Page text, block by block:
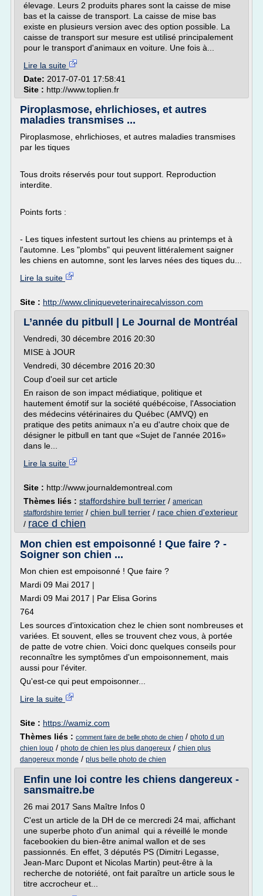
élevage. Leurs 2 produits phares sont la caisse de mise
bas et la caisse de transport. La caisse de mise bas
existe en plusieurs version avec des option possible. La
caisse de transport sur mesure est utilisé principalement
pour le transport d'animaux en voiture. Une fois à...
Lire la suite
Date: 2017-07-01 17:58:41
Site : http://www.toplien.fr
Piroplasmose, ehrlichioses, et autres
maladies transmises ...
Piroplasmose, ehrlichioses, et autres maladies transmises
par les tiques
Tous droits réservés pour tout support. Reproduction
interdite.
Points forts :
- Les tiques infestent surtout les chiens au printemps et à
l'automne. Les "plombs" qui peuvent littéralement saigner
les chiens en automne, sont les larves nées des tiques du...
Lire la suite
Site : http://www.cliniqueveterinairecalvisson.com
L’année du pitbull | Le Journal de Montréal
Vendredi, 30 décembre 2016 20:30
MISE à JOUR
Vendredi, 30 décembre 2016 20:30
Coup d'oeil sur cet article
En raison de son impact médiatique, politique et
hautement émotif sur la société québécoise, l'Association
des médecins vétérinaires du Québec (AMVQ) en
pratique des petits animaux n'a eu d'autre choix que de
désigner le pitbull en tant que «Sujet de l'année 2016»
dans le...
Lire la suite
Site : http://www.journaldemontreal.com
Thèmes liés : staffordshire bull terrier / american
staffordshire terrier / chien bull terrier / race chien d'exterieur
/ race d chien
Mon chien est empoisonné ! Que faire ? -
Soigner son chien ...
Mon chien est empoisonné ! Que faire ?
Mardi 09 Mai 2017 |
Mardi 09 Mai 2017 | Par Elisa Gorins
764
Les sources d'intoxication chez le chien sont nombreuses et
variées. Et souvent, elles se trouvent chez vous, à portée
de patte de votre chien. Voici donc quelques conseils pour
reconnaître les symptômes d'un empoisonnement, mais
aussi pour l'éviter.
Qu'est-ce qui peut empoisonner...
Lire la suite
Site : https://wamiz.com
Thèmes liés : comment faire de belle photo de chien / photo d un
chien loup / photo de chien les plus dangereux / chien plus
dangereux monde / plus belle photo de chien
Enfin une loi contre les chiens dangereux -
sansmaitre.be
26 mai 2017 Sans Maître Infos 0
C'est un article de la DH de ce mercredi 24 mai, affichant
une superbe photo d'un animal qui a réveillé le monde
facebookien du bien-être animal wallon et de ses
passionnés. En effet, 3 députés PS (Dimitri Legasse,
Jean-Marc Dupont et Nicolas Martin) peut-être à la
recherche de notoriété, ont fait paraître un article sous le
titre accrocheur et...